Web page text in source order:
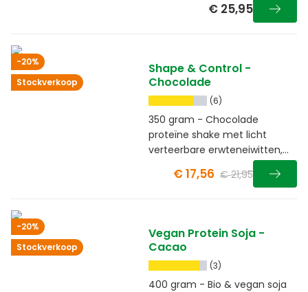
€ 25,95
-20%
Stockverkoop
Shape & Control -
Chocolade
(6)
350 gram - Chocolade
proteïne shake met licht
verteerbare erwteneiwitten,
vezels en guarana
€ 17,56 € 21,95
-20%
Stockverkoop
Vegan Protein Soja -
Cacao
(3)
400 gram - Bio & vegan soja